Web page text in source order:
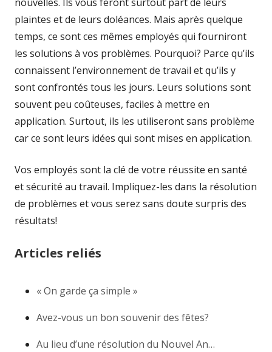
plaintes et de leurs doléances. Mais après quelque
temps, ce sont ces mêmes employés qui fourniront
les solutions à vos problèmes. Pourquoi? Parce qu’ils
connaissent l’environnement de travail et qu’ils y
sont confrontés tous les jours. Leurs solutions sont
souvent peu coûteuses, faciles à mettre en
application. Surtout, ils les utiliseront sans problème
car ce sont leurs idées qui sont mises en application.
Vos employés sont la clé de votre réussite en santé
et sécurité au travail. Impliquez-les dans la résolution
de problèmes et vous serez sans doute surpris des
résultats!
Articles reliés
« On garde ça simple »
Avez-vous un bon souvenir des fêtes?
Au lieu d’une résolution du Nouvel An…